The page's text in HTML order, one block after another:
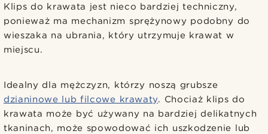
Klips do krawata jest nieco bardziej techniczny,
ponieważ ma mechanizm sprężynowy podobny do
wieszaka na ubrania, który utrzymuje krawat w
miejscu.
Idealny dla mężczyzn, którzy noszą grubsze
dzianinowe lub filcowe krawaty. Chociaż klips do
krawata może być używany na bardziej delikatnych
tkaninach, może spowodować ich uszkodzenie lub